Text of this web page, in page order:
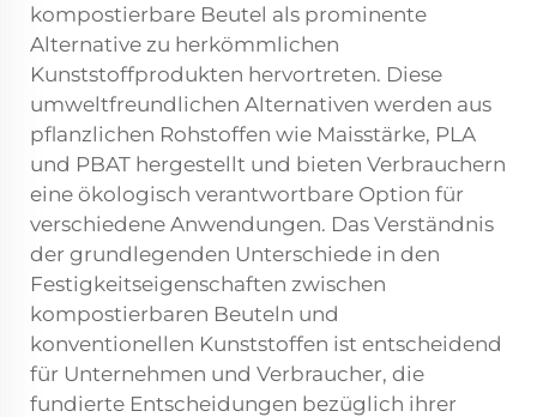
kompostierbare Beutel als prominente
Alternative zu herkömmlichen
Kunststoffprodukten hervortreten. Diese
umweltfreundlichen Alternativen werden aus
pflanzlichen Rohstoffen wie Maisstärke, PLA
und PBAT hergestellt und bieten Verbrauchern
eine ökologisch verantwortbare Option für
verschiedene Anwendungen. Das Verständnis
der grundlegenden Unterschiede in den
Festigkeitseigenschaften zwischen
kompostierbaren Beuteln und
konventionellen Kunststoffen ist entscheidend
für Unternehmen und Verbraucher, die
fundierte Entscheidungen bezüglich ihrer